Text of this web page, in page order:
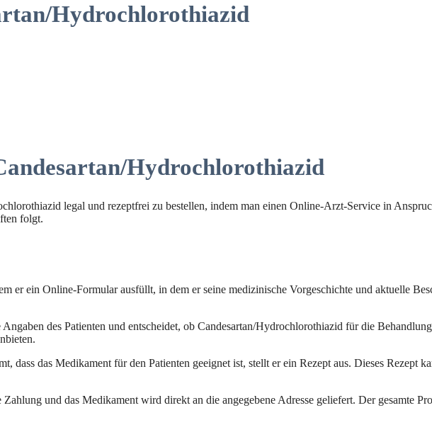
Hydrochlorothiazid
Hydrochlorothiazid
legal und rezeptfrei zu bestellen, indem man einen Online-Arzt-Service in
folgt.
er ein Online-Formular ausfüllt, in dem er seine medizinische Vorgeschichte und aktuelle
des Patienten und entscheidet, ob Candesartan/Hydrochlorothiazid für die
dass das Medikament für den Patienten geeignet ist, stellt er ein Rezept aus. Dieses Rezept
und das Medikament wird direkt an die angegebene Adresse geliefert. Der gesamte